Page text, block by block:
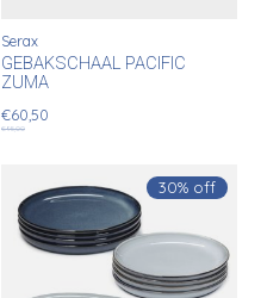
Serax
GEBAKSCHAAL PACIFIC
ZUMA
€60,50
€95,00
30% off